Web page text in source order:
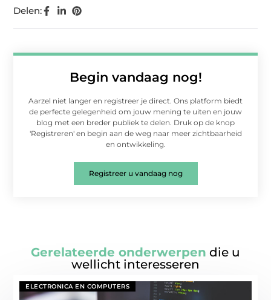
Begin vandaag nog!
Aarzel niet langer en registreer je direct. Ons platform biedt
de perfecte gelegenheid om jouw mening te uiten en jouw
blog met een breder publiek te delen. Druk op de knop
'Registreren' en begin aan de weg naar meer zichtbaarheid
en ontwikkeling.
Registreer u vandaag nog
Delen:
Gerelateerde onderwerpen die u
wellicht interesseren
ELECTRONICA EN COMPUTERS